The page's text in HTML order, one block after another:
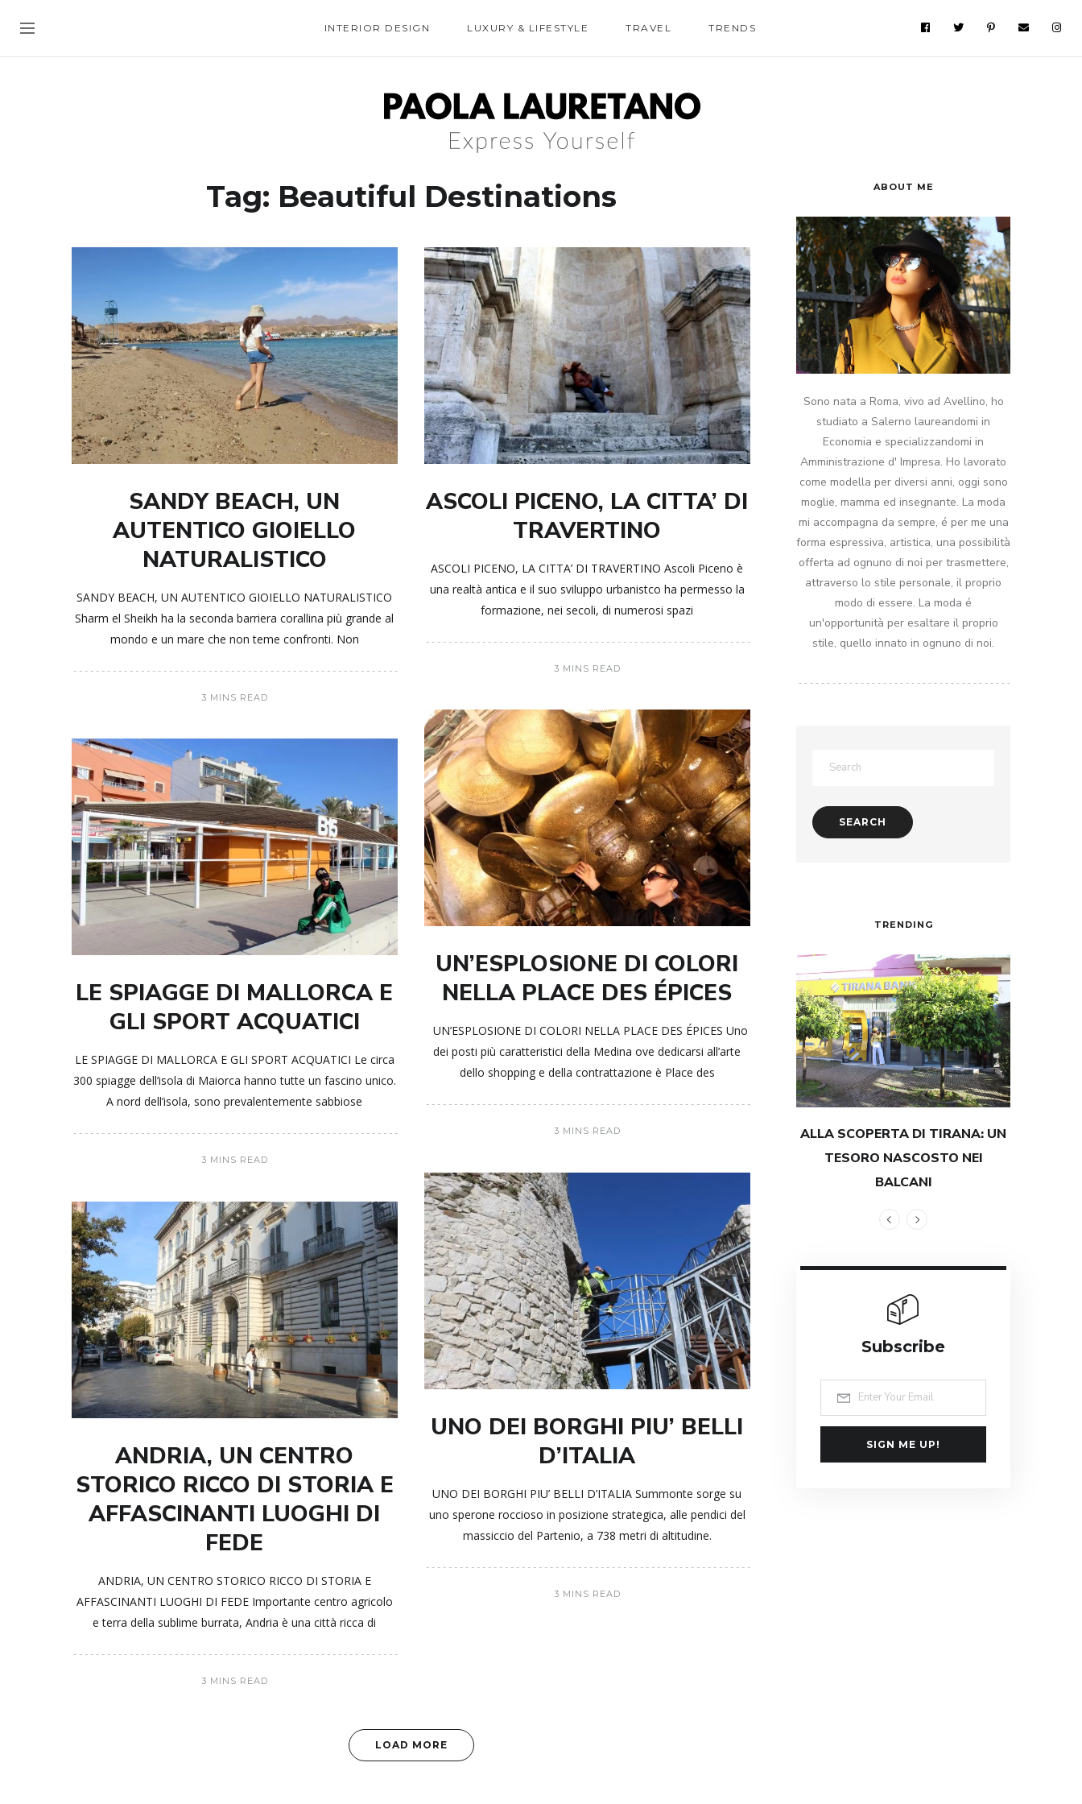
INTERIOR DESIGN LUXURY & LIFESTYLE TRAVEL TRENDS
Tag: Beautiful Destinations
SANDY BEACH, UN
AUTENTICO GIOIELLO
NATURALISTICO
SANDY BEACH, UN AUTENTICO GIOIELLO NATURALISTICO
Sharm el Sheikh ha la seconda barriera corallina più grande al
mondo e un mare che non teme confronti. Non
3 MINS READ
ASCOLI PICENO, LA CITTA’ DI
TRAVERTINO
ASCOLI PICENO, LA CITTA’ DI TRAVERTINO Ascoli Piceno è
una realtà antica e il suo sviluppo urbanistco ha permesso la
formazione, nei secoli, di numerosi spazi
3 MINS READ
UN’ESPLOSIONE DI COLORI
NELLA PLACE DES ÉPICES
UN’ESPLOSIONE DI COLORI NELLA PLACE DES ÉPICES Uno
dei posti più caratteristici della Medina ove dedicarsi all’arte
dello shopping e della contrattazione è Place des
3 MINS READ
LE SPIAGGE DI MALLORCA E
GLI SPORT ACQUATICI
LE SPIAGGE DI MALLORCA E GLI SPORT ACQUATICI Le circa
300 spiagge dell’isola di Maiorca hanno tutte un fascino unico.
A nord dell’isola, sono prevalentemente sabbiose
3 MINS READ
UNO DEI BORGHI PIU’ BELLI
D’ITALIA
UNO DEI BORGHI PIU’ BELLI D’ITALIA Summonte sorge su
uno sperone roccioso in posizione strategica, alle pendici del
massiccio del Partenio, a 738 metri di altitudine.
3 MINS READ
ANDRIA, UN CENTRO
STORICO RICCO DI STORIA E
AFFASCINANTI LUOGHI DI
FEDE
ANDRIA, UN CENTRO STORICO RICCO DI STORIA E
AFFASCINANTI LUOGHI DI FEDE Importante centro agricolo
e terra della sublime burrata, Andria è una città ricca di
3 MINS READ
LOAD MORE
ABOUT ME
Sono nata a Roma, vivo ad Avellino, ho
studiato a Salerno laureandomi in
Economia e specializzandomi in
Amministrazione d' Impresa. Ho lavorato
come modella per diversi anni, oggi sono
moglie, mamma ed insegnante. La moda
mi accompagna da sempre, é per me una
forma espressiva, artistica, una possibilità
offerta ad ognuno di noi per trasmettere,
attraverso lo stile personale, il proprio
modo di essere. La moda é
un'opportunità per esaltare il proprio
stile, quello innato in ognuno di noi.
TRENDING
ALLA SCOPERTA DI TIRANA: UN
TESORO NASCOSTO NEI
BALCANI
Subscribe
SIGN ME UP!